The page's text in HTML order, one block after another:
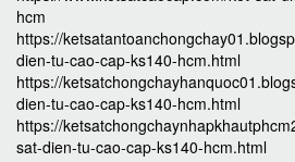
hcm
https://
dien-tu-cao-cap-ks140-hcm.html
https://
dien-tu-cao-cap-ks140-hcm.html
https://
sat-dien-tu-cao-cap-ks140-hcm.html